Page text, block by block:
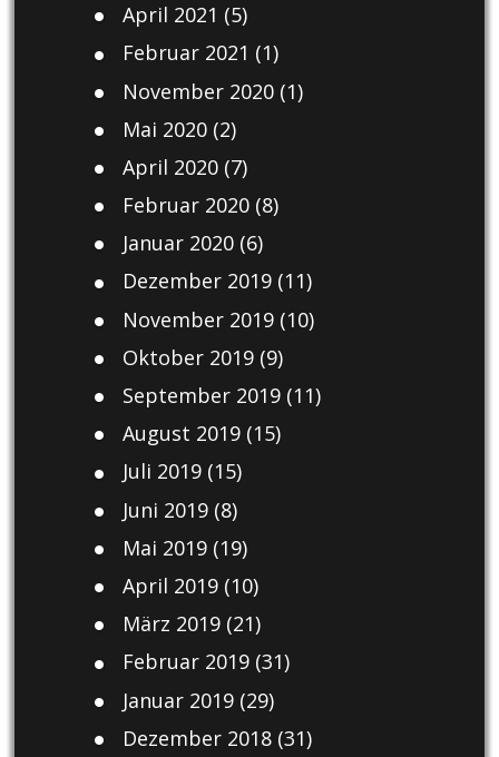
April 2021 (5)
Februar 2021 (1)
November 2020(1)
Mai 2020(2)
April 2020(7)
Februar 2020(8)
Januar 2020(6)
Dezember 2019(11)
November 2019(10)
Oktober 2019(9)
September 2019(11)
August 2019(15)
Juli 2019(15)
Juni 2019(8)
Mai 2019(19)
April 2019(10)
März 2019(21)
Februar 2019(31)
Januar 2019(29)
Dezember 2018(31)